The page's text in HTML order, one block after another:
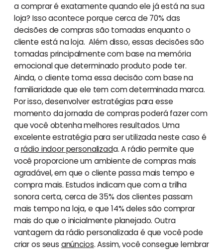
a comprar é exatamente quando ele já está na sua
loja? Isso acontece porque cerca de 70% das
decisões de compras são tomadas enquanto o
cliente está na loja. Além disso, essas decisões são
tomadas principalmente com base na memória
emocional que determinado produto pode ter.
Ainda, o cliente toma essa decisão com base na
familiaridade que ele tem com determinada marca.
Por isso, desenvolver estratégias para esse
momento da jornada de compras poderá fazer com
que você obtenha melhores resultados. Uma
excelente estratégia para ser utilizada neste caso é
arádio indoor personalizada. A rádio permite que
você proporcione um ambiente de compras mais
agradável, em que o cliente passa mais tempo e
compra mais. Estudos indicam que com a trilha
sonora certa, cerca de 35% dos clientes passam
mais tempo na loja, e que 14% deles são comprar
mais do que o inicialmente planejado. Outra
vantagem da rádio personalizada é que você pode
criar os seus anúncios. Assim, você consegue lembrar